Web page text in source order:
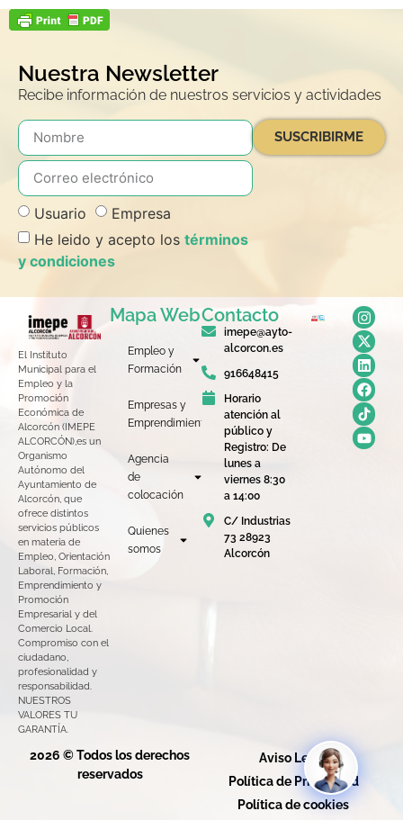
Nuestra Newsletter
Recibe información de nuestros servicios y actividades
Usuario
Empresa
He leido y acepto los términos
y condiciones
SUSCRIBIRME
El Instituto
Municipal para el
Empleo y la
Promoción
Económica de
Alcorcón (IMEPE
ALCORCÓN),es un
Organismo
Autónomo del
Ayuntamiento de
Alcorcón, que
ofrece distintos
servicios públicos
en materia de
Empleo, Orientación
Laboral, Formación,
Emprendimiento y
Promoción
Empresarial y del
Comercio Local.
Compromiso con el
ciudadano,
profesionalidad y
responsabilidad.
NUESTROS
VALORES TU
GARANTÍA.
Mapa Web
Empleo y
Formación
Empresas y
Emprendimiento
Agencia
de
colocación
Quienes
somos
Contacto
imepe@ayto-
alcorcon.es
916648415
Horario
atención al
público y
Registro: De
lunes a
viernes 8:30
a 14:00
C/ Industrias
73 28923
Alcorcón
2026 © Todos los derechos
reservados
Aviso Legal
Política de Privacidad
Política de cookies